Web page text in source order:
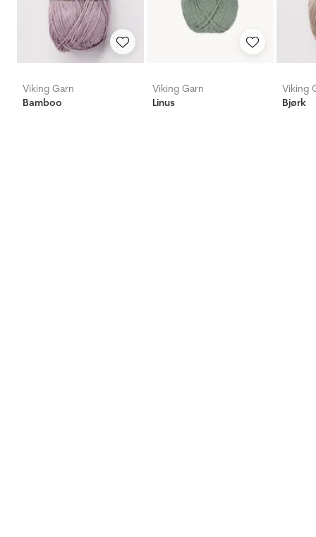
Viking Garn
Bamboo
Viking Garn
Linus
Viking
Bjørk